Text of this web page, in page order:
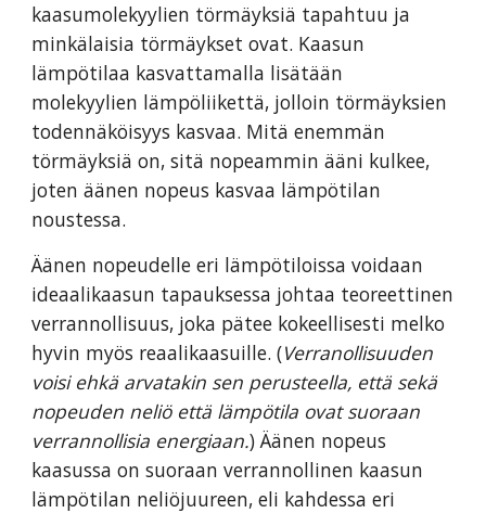
kaasumolekyylien törmäyksiä tapahtuu ja
minkälaisia törmäykset ovat. Kaasun
lämpötilaa kasvattamalla lisätään
molekyylien lämpöliikettä, jolloin törmäyksien
todennäköisyys kasvaa. Mitä enemmän
törmäyksiä on, sitä nopeammin ääni kulkee,
joten äänen nopeus kasvaa lämpötilan
noustessa.
Äänen nopeudelle eri lämpötiloissa voidaan
ideaalikaasun tapauksessa johtaa teoreettinen
verrannollisuus, joka pätee kokeellisesti melko
hyvin myös reaalikaasuille. (Verranollisuuden
voisi ehkä arvatakin sen perusteella, että sekä
nopeuden neliö että lämpötila ovat suoraan
verrannollisia energiaan.) Äänen nopeus
kaasussa on suoraan verrannollinen kaasun
lämpötilan neliöjuureen, eli kahdessa eri